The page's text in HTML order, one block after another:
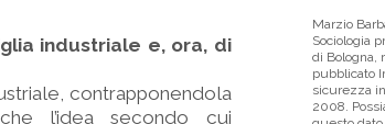
industriale e, ora, di
contrapponendola
l’idea secondo cui
Marzio
Sociologia
di Bologna,
pubblicato
sicurezza
2008.